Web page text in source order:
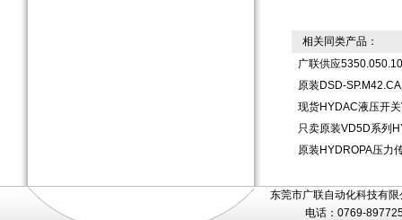
相关同类产品：
广联供应
原装DSD-
现货HYDAC液压开
只卖原装VD5D系列
原装HYDROPA压力
东莞市广联自动化科技有
电话：0769-